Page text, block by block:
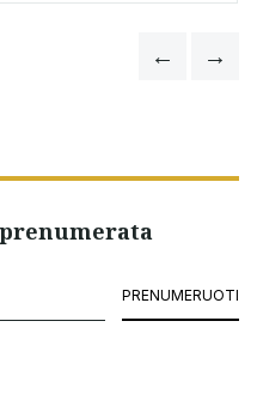
PRENUMERUOTI